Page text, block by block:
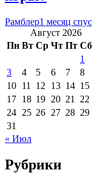
Рамблер1 месяц
Август 2026
Пн Вт Ср Чт Пт Сб
1
3
4 5 6 7 8
10 11 12 13 14 15
17 18 19 20 21 22
24 25 26 27 28 29
31
« Июл
Рубрики